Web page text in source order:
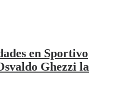
en Sportivo
Ghezzi la